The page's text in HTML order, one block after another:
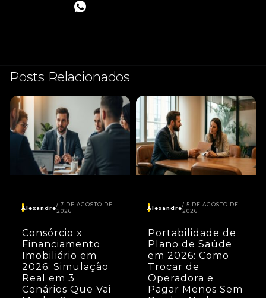
Posts Relacionados
Consórcio x
Financiamento
Imobiliário em
2026: Simulação
Real em 3
Cenários Que Vai
Alexandre 7 DE AGOSTO DE
2026
Portabilidade de
Plano de Saúde
em 2026: Como
Trocar de
Operadora e
Pagar Menos Sem
Alexandre 5 DE AGOSTO DE
2026